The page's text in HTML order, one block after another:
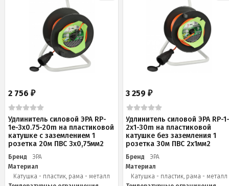
2 756 ₽
Удлинитель силовой ЭРА RP-
1e-3х0.75-20m на пластиковой
катушке c заземлением 1
розетка 20м ПВС 3х0,75мм2
Бренд
ЭРА
Материал
Катушка - пластик, рама - металл
3 259₽
Удлинитель силовой ЭРА RP-
2x1-30m на пластиковой
катушке без заземления 1
розетка 30м ПВС 2x1мм2
Бренд
ЭРА
Материал
Катушка - пластик, рама - металл